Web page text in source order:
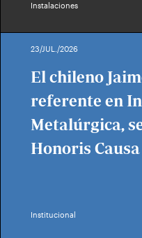
Instalaciones
23/JUL./2026
El chileno
referente en
Metalúrgica,
Honoris
Institucional